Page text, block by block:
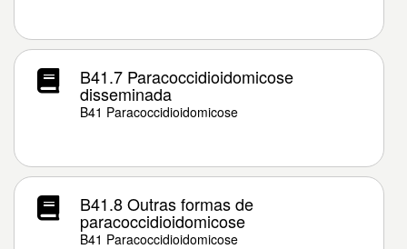
B41.7 Paracoccidioidomicose
disseminada
B41 Paracoccidioidomicose
B41.8 Outras formas de
paracoccidioidomicose
B41 Paracoccidioidomicose